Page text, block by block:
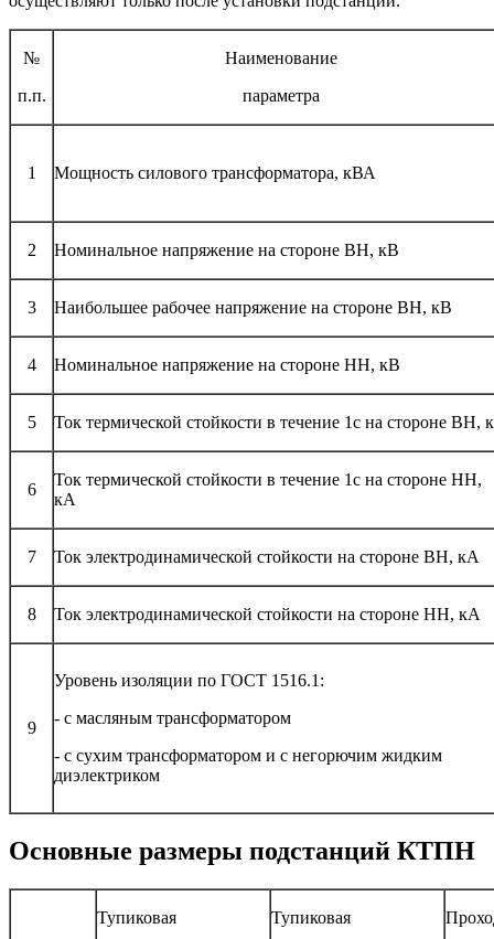
№
п.п.
Наименование
параметра
1 Мощность силового трансформатора, кВА
2 Номинальное напряжение на стороне ВН, кВ
3 Наибольшее рабочее напряжение на стороне ВН, кВ
4 Номинальное напряжение на стороне НН, кВ
5 Ток термической стойкости в течение 1с на стороне ВН,
6
Ток термической стойкости в течение 1с на стороне НН,
кА
7 Ток электродинамической стойкости на стороне ВН, кА
8 Ток электродинамической стойкости на стороне НН, кА
9
Уровень изоляции по ГОСТ 1516.1:
- с масляным трансформатором
- с сухим трансформатором и с негорючим жидким
диэлектриком
Основные размеры подстанций КТПН
Тупиковая Тупиковая